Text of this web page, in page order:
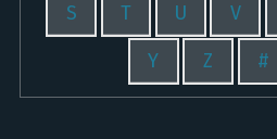
S T U V
Y Z #